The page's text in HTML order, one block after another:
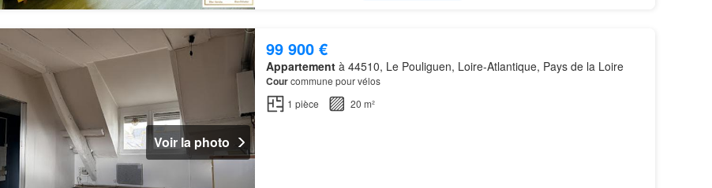
Voir la photo
99 900 €
Appartementà 44510, Le Pouliguen, Loire-Atlantique, Pays de la Loire
Courcommune pour vélos
1 pièce 20 m²